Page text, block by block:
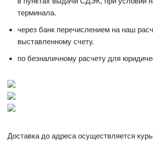
терминала.
через банк перечислением на наш
выставленному счету.
по безналичному расчету для
Доставка до адреса осуществляется